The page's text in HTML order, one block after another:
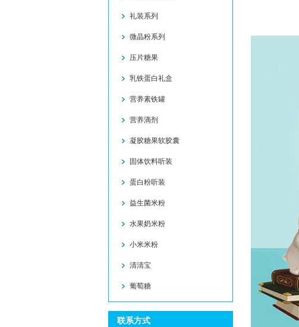
礼装系列
微晶粉系列
压片糖果
乳铁蛋白礼盒
营养素铁罐
营养滴剂
凝胶糖果软胶囊
固体饮料听装
蛋白粉听装
益生菌米粉
水果奶米粉
小米米粉
清清宝
葡萄糖
联系方式